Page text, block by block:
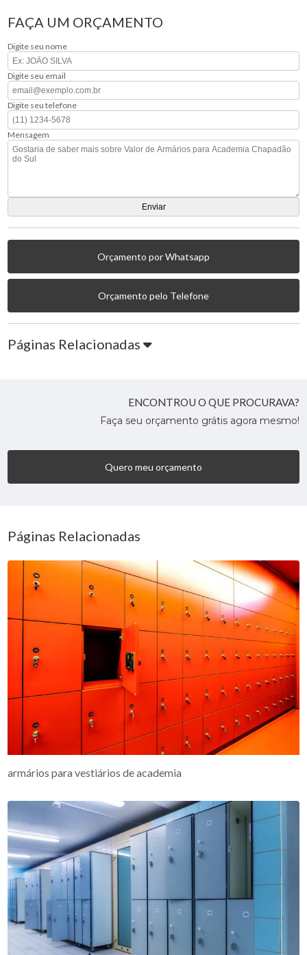
FAÇA UM ORÇAMENTO
Digite seu nome
Digite seu email
Digite seu telefone
Mensagem
Orçamento por Whatsapp
Orçamento pelo Telefone
Páginas Relacionadas
ENCONTROU O QUE PROCURAVA?
Faça seu orçamento grátis agora mesmo!
Quero meu orçamento
Páginas Relacionadas
armários para vestiários de academia